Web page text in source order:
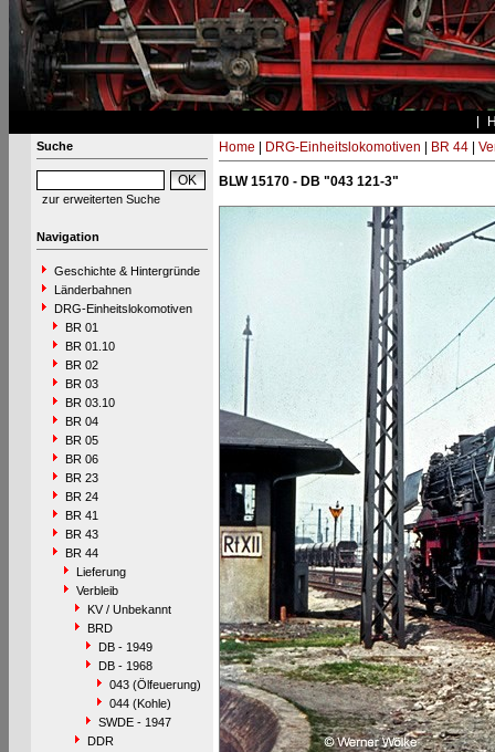
Suche
zur erweiterten Suche
Navigation
Geschichte & Hintergründe
Länderbahnen
DRG-Einheitslokomotiven
BR 01
BR 01.10
BR 02
BR 03
BR 03.10
BR 04
BR 05
BR 06
BR 23
BR 24
BR 41
BR 43
BR 44
Lieferung
Verbleib
KV / Unbekannt
BRD
DB - 1949
DB - 1968
043 (Ölfeuerung)
044 (Kohle)
SWDE - 1947
DDR
Home DRG-Einheitslokomotiven BR 44|
BLW 15170 - DB "043 121-3"